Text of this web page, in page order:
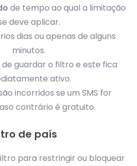
de tempo ao qual a limitação
deve aplicar.
dias ou apenas de alguns
minutos.
de guardar o filtro e este fica
ativo.
incorridos se um SMS for
contrário é gratuito.
de país
para restringir ou bloquear